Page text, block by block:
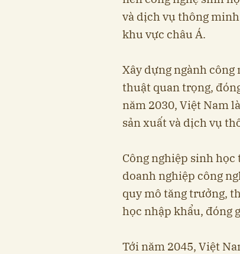
và dịch vụ thông
khu vực châu Á.
Xây dựng ngành
thuật quan trọng,
năm 2030, Việt Nam
sản xuất và dịch vụ
Công nghiệp sinh
doanh nghiệp công
quy mô tăng trưởng,
học nhập khẩu, đóng
Tới năm 2045, Việt